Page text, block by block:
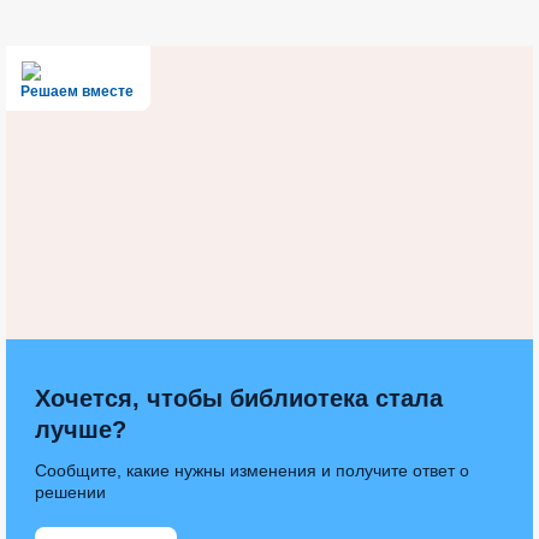
Решаем вместе
Хочется, чтобы библиотека стала
лучше?
Сообщите, какие нужны изменения и получите ответ о
решении